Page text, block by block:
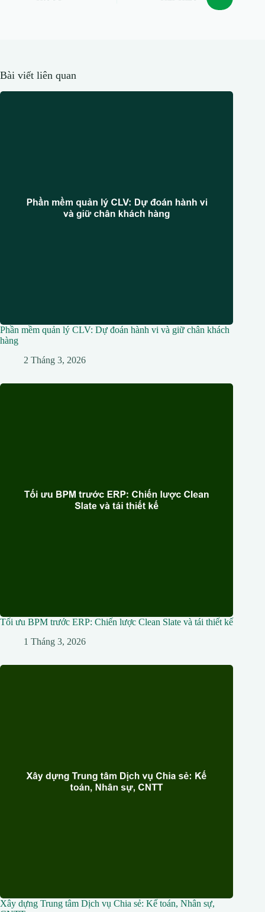
Bài viết liên quan
Phần mềm quản lý CLV: Dự đoán hành vi và giữ chân khách
hàng
2 Tháng 3, 2026
Tối ưu BPM trước ERP: Chiến lược Clean Slate và tái thiết kế
1 Tháng 3, 2026
Xây dựng Trung tâm Dịch vụ Chia sẻ: Kế toán, Nhân sự,